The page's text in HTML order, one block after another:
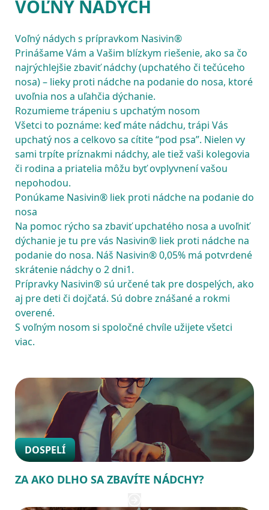
Voľný nádych s prípravkom Nasivin®
Prinášame Vám a Vašim blízkym riešenie, ako sa čo
najrýchlejšie zbaviť nádchy (upchatého či tečúceho
nosa) – lieky proti nádche na podanie do nosa, ktoré
uvoľnia nos a uľahčia dýchanie.
Rozumieme trápeniu s upchatým nosom
Všetci to poznáme: keď máte nádchu, trápi Vás
upchatý nos a celkovo sa cítite “pod psa”. Nielen vy
sami trpíte príznakmi nádchy, ale tiež vaši kolegovia
či rodina a priatelia môžu byť ovplyvnení vašou
nepohodou.
Ponúkame Nasivin® liek proti nádche na podanie do
nosa
Na pomoc rýcho sa zbaviť upchatého nosa a uvoľniť
dýchanie je tu pre vás Nasivin® liek proti nádche na
podanie do nosa. Náš Nasivin® 0,05% má potvrdené
skrátenie nádchy o 2 dni1.
Prípravky Nasivin® sú určené tak pre dospelých, ako
aj pre deti či dojčatá. Sú dobre znášané a rokmi
overené.
S voľným nosom si spoločné chvíle užijete všetci
viac.
DOSPELÍ
ZA AKO DLHO SA ZBAVÍTE NÁDCHY?